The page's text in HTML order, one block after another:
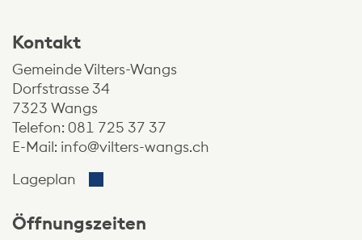
Kontakt
Gemeinde Vilters-Wangs
Dorfstrasse 34
7323 Wangs
Telefon: 081 725 37 37
E-Mail: info@vilters-wangs.ch
Lageplan
Öffnungszeiten